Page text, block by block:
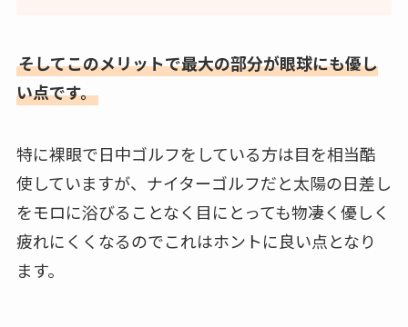
そしてこのメリットで最大の部分が眼球にも優し
い点です。
特に裸眼で日中ゴルフをしている方は目を相当酷
使していますが、ナイターゴルフだと太陽の日差し
をモロに浴びることなく目にとっても物凄く優しく
疲れにくくなるのでこれはホントに良い点となり
ます。